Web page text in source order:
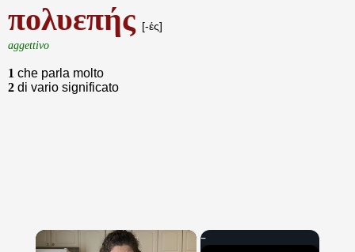
πολυεπής [-ές]
aggettivo
1 che parla molto
2 di vario significato
×